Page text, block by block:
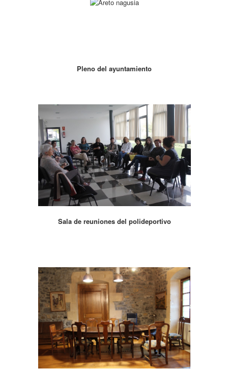
Pleno del ayuntamiento
Sala de reuniones del polideportivo